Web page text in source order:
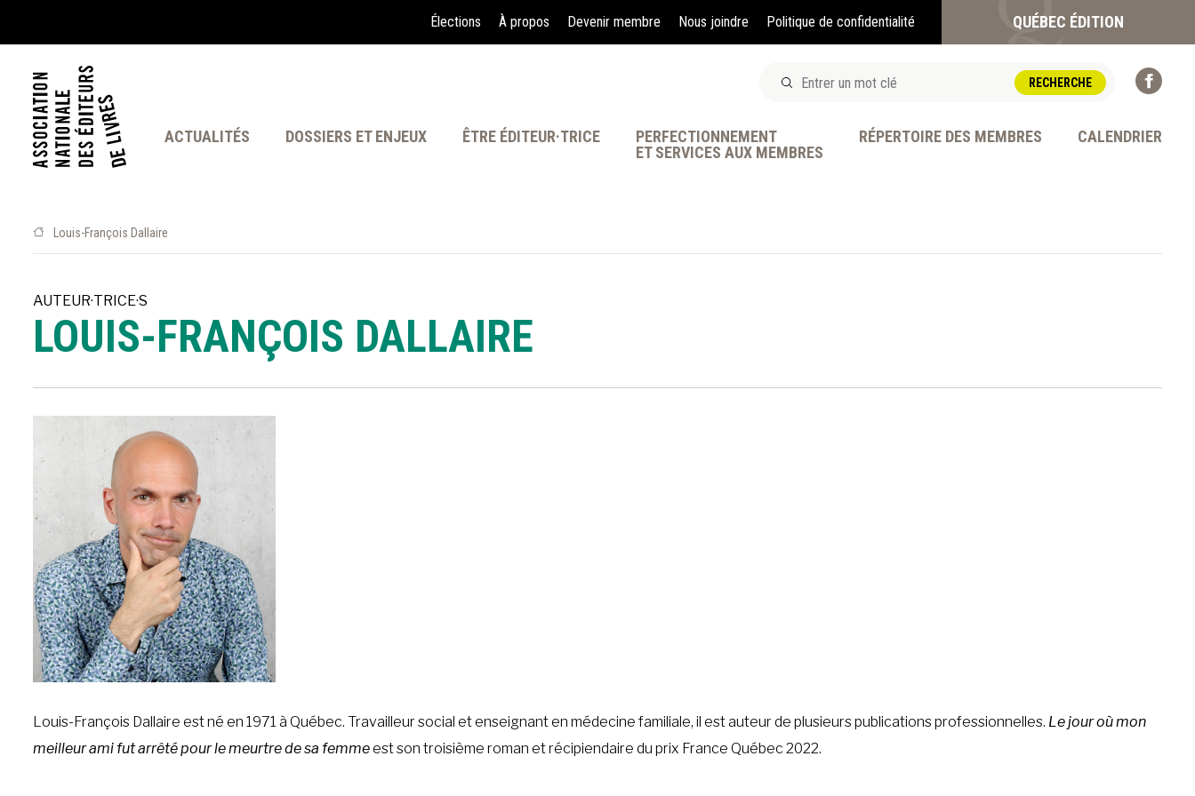
Élections À propos Devenir membre Nous joindre Politique de confidentialité QUÉBEC ÉDITION
ACTUALITÉS DOSSIERS ET ENJEUX ÊTRE ÉDITEUR·TRICE
PERFECTIONNEMENT
ET SERVICES AUX MEMBRES
À LA POINTE DE LA PROFESSION
RÉPERTOIRE DES MEMBRES CALENDRIER
Louis-François Dallaire
AUTEUR·TRICE·S
LOUIS-FRANÇOIS DALLAIRE
Louis-François Dallaire est né en 1971 à Québec. Travailleur social et enseignant en médecine familiale, il est auteur de plusieurs publications professionnelles. Le jour où mon
meilleur ami fut arrêté pour le meurtre de sa femmeest son troisième roman et récipiendaire du prix France Québec 2022.